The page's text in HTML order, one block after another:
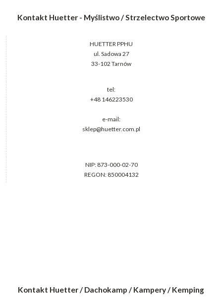
Kontakt Huetter - Myślistwo / Strzelectwo Sportowe
HUETTER PPHU
ul. Sadowa 27
33-102 Tarnów
tel:
+48 146223530
e-mail:
sklep@huetter.com.pl
NIP: 873-000-02-70
REGON: 850004132
Kontakt Huetter / Dachokamp / Kampery / Kemping